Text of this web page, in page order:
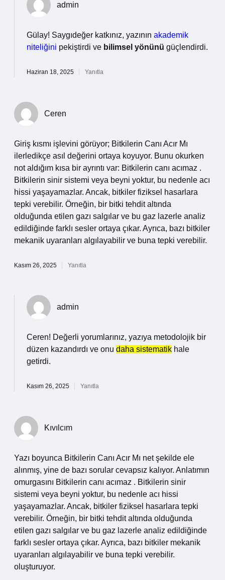
admin
Gülay! Saygıdeğer katkınız, yazının akademik
niteliğini pekiştirdi ve bilimsel yönünü güçlendirdi.
Haziran 18, 2025 Yanıtla
Ceren
Giriş kısmı işlevini görüyor; Bitkilerin Canı Acır Mı
ilerledikçe asıl değerini ortaya koyuyor. Bunu okurken
not aldığım kısa bir ayrıntı var: Bitkilerin canı acımaz .
Bitkilerin sinir sistemi veya beyni yoktur, bu nedenle acı
hissi yaşayamazlar. Ancak, bitkiler fiziksel hasarlara
tepki verebilir. Örneğin, bir bitki tehdit altında
olduğunda etilen gazı salgılar ve bu gaz lazerle analiz
edildiğinde farklı sesler ortaya çıkar. Ayrıca, bazı bitkiler
mekanik uyaranları algılayabilir ve buna tepki verebilir.
Kasım 26, 2025 Yanıtla
admin
Ceren! Değerli yorumlarınız, yazıya metodolojik bir
düzen kazandırdı ve onu daha sistematik hale
getirdi.
Kasım 26, 2025 Yanıtla
Kıvılcım
Yazı boyunca Bitkilerin Canı Acır Mı net şekilde ele
alınmış, yine de bazı sorular cevapsız kalıyor. Anlatımın
omurgasını Bitkilerin canı acımaz . Bitkilerin sinir
sistemi veya beyni yoktur, bu nedenle acı hissi
yaşayamazlar. Ancak, bitkiler fiziksel hasarlara tepki
verebilir. Örneğin, bir bitki tehdit altında olduğunda
etilen gazı salgılar ve bu gaz lazerle analiz edildiğinde
farklı sesler ortaya çıkar. Ayrıca, bazı bitkiler mekanik
uyaranları algılayabilir ve buna tepki verebilir.
oluşturuyor.